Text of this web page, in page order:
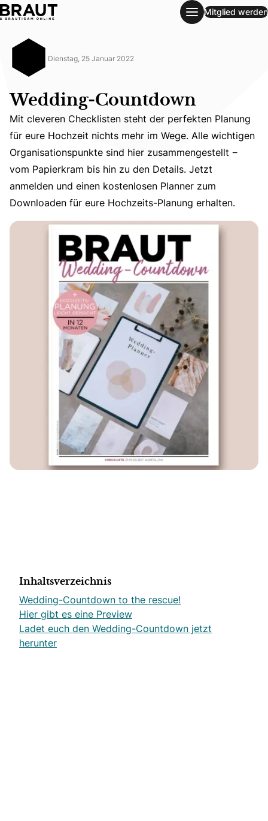
Mitglied werden
Dienstag, 25 Januar 2022
Wedding-Countdown
Mit cleveren Checklisten steht der perfekten Planung
Mit cleveren Checklisten steht der perfekten Planung
für eure Hochzeit nichts mehr im Wege. Alle wichtigen
Organisationspunkte sind hier zusammengestellt −
vom Papierkram bis hin zu den Details. Jetzt
anmelden und einen kostenlosen Planner zum
Downloaden für eure Hochzeits-Planung erhalten.
Inhaltsverzeichnis
Wedding-Countdown to the rescue!
Hier gibt es eine Preview
Ladet euch den Wedding-Countdown jetzt
herunter